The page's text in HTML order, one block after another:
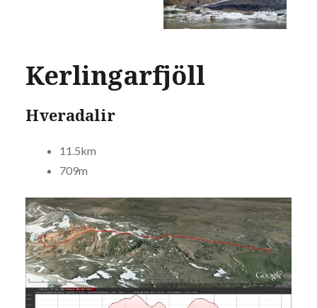
Kerlingarfjöll
Hveradalir
11.5km
709m